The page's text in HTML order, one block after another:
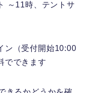
～11時、テントサ
ン（受付開始10:00
でできます